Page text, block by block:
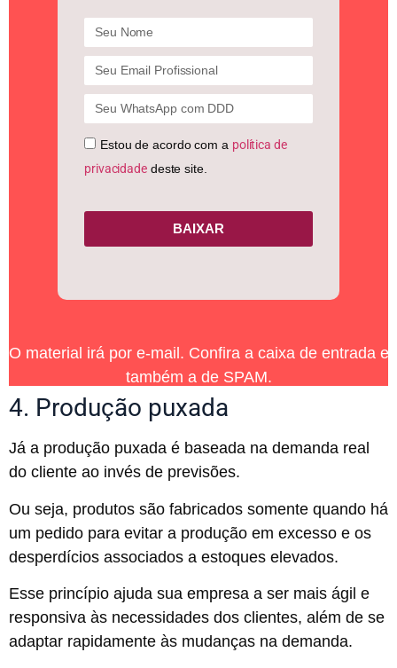
Estou de acordo com a política de
privacidadedeste site.
BAIXAR
O material irá por e-mail. Confira a caixa de entrada e
também a de SPAM.
4. Produção puxada
Já a produção puxada é baseada na demanda real
do cliente ao invés de previsões.
Ou seja, produtos são fabricados somente quando há
um pedido para evitar a produção em excesso e os
desperdícios associados a estoques elevados.
Esse princípio ajuda sua empresa a ser mais ágil e
responsiva às necessidades dos clientes, além de se
adaptar rapidamente às mudanças na demanda.